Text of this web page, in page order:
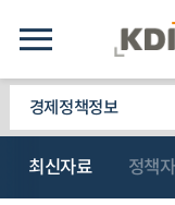
경제정책정보
최신자료 정책